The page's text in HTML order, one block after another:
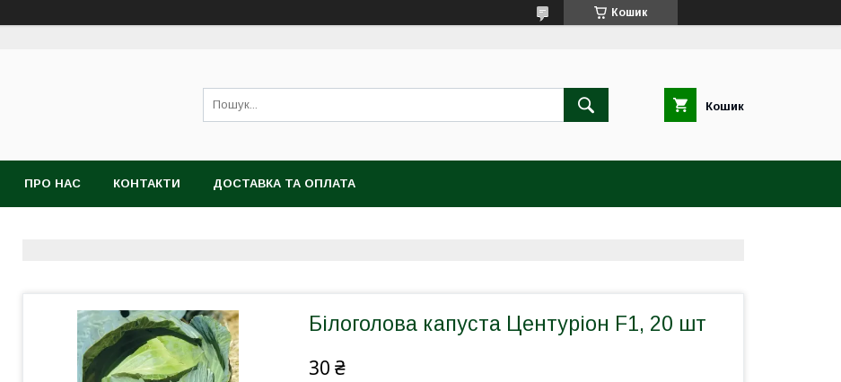
Кошик
Кошик
ПРО НАС КОНТАКТИ ДОСТАВКА ТА ОПЛАТА
Білоголова капуста Центуріон F1, 20 шт
30 ₴